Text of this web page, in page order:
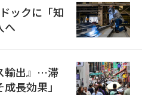
ックに「知
へ
輸出』…滞
長効果」